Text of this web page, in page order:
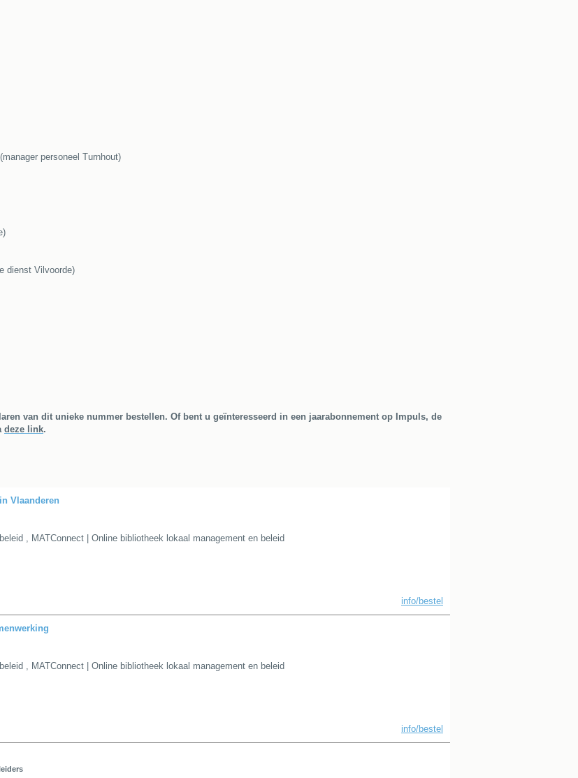
personeel Turnhout)
dienst Vilvoorde)
van dit unieke nummer bestellen. Of bent u geïnteresseerd in een jaarabonnement op Impuls, de
deze link.
Vlaanderen
, MATConnect | Online bibliotheek lokaal management en beleid
info/bestel
, MATConnect | Online bibliotheek lokaal management en beleid
info/bestel